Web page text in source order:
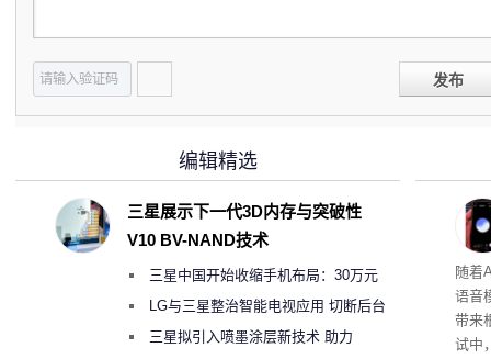
发布
理”
随着
语音
带来
试中
编辑精选
三星展示下一代3D内存与突破性
V10 BV-NAND技术
三星中国开始收缩手机布局：30万元
月销售额不达标门店 将被逐步清退
LG与三星整治智能电视应用 切断后台
偷偷共享带宽的违规行为
三星拟引入喷墨涂层新技术 助力